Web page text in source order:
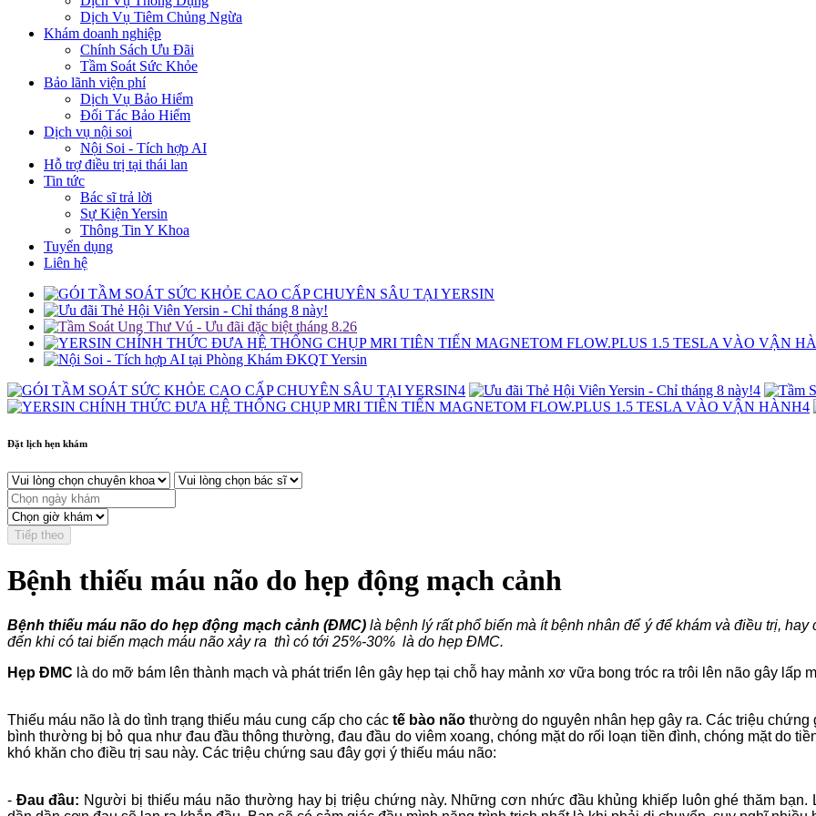
Dịch Vụ Tiêm Chủng Ngừa
Khám doanh nghiệp
Chính Sách Ưu Đãi
Tầm Soát Sức Khỏe
Bảo lãnh viện phí
Dịch Vụ Bảo Hiểm
Đối Tác Bảo Hiểm
Dịch vụ nội soi
Nội Soi - Tích hợp AI
Hỗ trợ điều trị tại thái lan
Tin tức
Bác sĩ trả lời
Sự Kiện Yersin
Thông Tin Y Khoa
Tuyển dụng
Liên hệ
4
4
4
Đặt lịch hẹn khám
Tiếp theo
Bệnh thiếu máu não do hẹp động mạch cảnh
Bệnh thiếu máu não do hẹp động mạch cảnh (ĐMC)là bệnh lý rất phổ biến mà ít bệnh nhân để ý để khám và điều trị,
đến khi có tai biến mạch máu não xảy ra thì có tới 25%-30% là do hẹp ĐMC.
Hẹp ĐMC là do mỡ bám lên thành mạch và phát triển lên gây hẹp tại chỗ hay mảnh xơ vữa bong tróc ra trôi lên não gây lấp
Thiếu máu não là do tình trạng thiếu máu cung cấp cho các tế bào não thường do nguyên nhân hẹp gây ra. Các triệu
bình thường bị bỏ qua như đau đầu thông thường, đau đầu do viêm xoang, chóng mặt do rối loạn tiền đình, chóng mặt do
khó khăn cho điều trị sau này. Các triệu chứng sau đây gợi ý thiếu máu não:
- Đau đầu: Người bị thiếu máu não thường hay bị triệu chứng này. Những cơn nhức đầu khủng khiếp luôn ghé thăm